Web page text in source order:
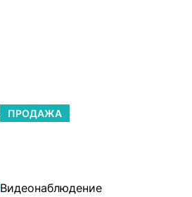
ПРОДАЖА
Видеонаблюдение